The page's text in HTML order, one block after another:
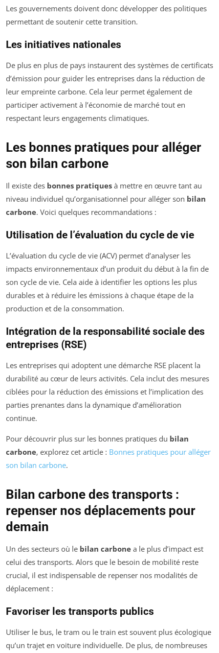
Les gouvernements doivent donc développer des politiques
permettant de soutenir cette transition.
Les initiatives nationales
De plus en plus de pays instaurent des systèmes de certificats
d’émission pour guider les entreprises dans la réduction de
leur empreinte carbone. Cela leur permet également de
participer activement à l’économie de marché tout en
respectant leurs engagements climatiques.
Les bonnes pratiques pour alléger
son bilan carbone
Il existe des bonnes pratiques à mettre en œuvre tant au
niveau individuel qu’organisationnel pour alléger son bilan
carbone. Voici quelques recommandations :
Utilisation de l’évaluation du cycle de vie
L’évaluation du cycle de vie (ACV) permet d’analyser les
impacts environnementaux d’un produit du début à la fin de
son cycle de vie. Cela aide à identifier les options les plus
durables et à réduire les émissions à chaque étape de la
production et de la consommation.
Intégration de la responsabilité sociale des
entreprises (RSE)
Les entreprises qui adoptent une démarche RSE placent la
durabilité au cœur de leurs activités. Cela inclut des mesures
ciblées pour la réduction des émissions et l’implication des
parties prenantes dans la dynamique d’amélioration
continue.
Pour découvrir plus sur les bonnes pratiques du bilan
carbone, explorez cet article : Bonnes pratiques pour alléger
son bilan carbone.
Bilan carbone des transports :
repenser nos déplacements pour
demain
Un des secteurs où le bilan carbone a le plus d’impact est
celui des transports. Alors que le besoin de mobilité reste
crucial, il est indispensable de repenser nos modalités de
déplacement :
Favoriser les transports publics
Utiliser le bus, le tram ou le train est souvent plus écologique
qu’un trajet en voiture individuelle. De plus, de nombreuses